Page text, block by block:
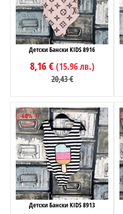
Детски Бански KIDS 8916
8,16 € (15.96 лв.)
20,43 €
-60%
Детски Бански KIDS 8913